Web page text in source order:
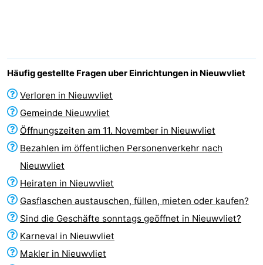
Nieuwvliet-
Bad
Meulinge
EuroParcs
Cadzand
-
Hoogduin
-
Noordzee
Résidence
Cadzand-
Bad
-
Resort
Nieuwvliet-
Bad
-
Schoneveld
Strand
Resort
Nieuwvliet-
-
Waterdunen
-
Zeebad
-
Häufig gestellte Fragen uber Einrichtungen in Nieuwvliet
Verloren in Nieuwvliet
Gemeinde Nieuwvliet
Öffnungszeiten am 11. November in Nieuwvliet
Bezahlen im öffentlichen Personenverkehr nach
Nieuwvliet
Heiraten in Nieuwvliet
Gasflaschen austauschen, füllen, mieten oder kaufen?
Sind die Geschäfte sonntags geöffnet in Nieuwvliet?
Karneval in Nieuwvliet
Makler in Nieuwvliet